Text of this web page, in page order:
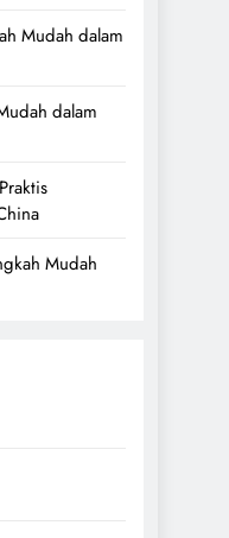
Mudah dalam
dalam
Mudah